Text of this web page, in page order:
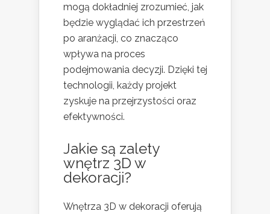
mogą dokładniej zrozumieć, jak
będzie wyglądać ich przestrzeń
po aranżacji, co znacząco
wpływa na proces
podejmowania decyzji. Dzięki tej
technologii, każdy projekt
zyskuje na przejrzystości oraz
efektywności.
Jakie są zalety
wnętrz 3D w
dekoracji?
Wnętrza 3D w dekoracji oferują